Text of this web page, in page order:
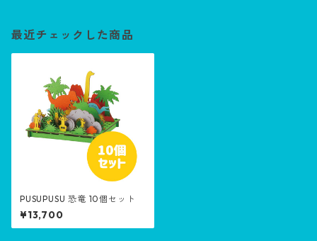
最近チェックした商品
PUSUPUSU 恐竜 10個セット
¥13,700